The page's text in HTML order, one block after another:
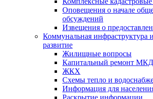
Оповещения о начале
обсуждений
Извещения о
Коммунальная инфраструктура и
развитие
Жилищные вопросы
Капитальный ремонт МКД
ЖКХ
Схемы тепло и
Информация для